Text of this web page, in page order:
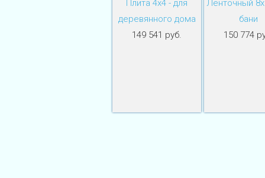
Плита 4х4 - для
деревянного дома
149 541 руб.
Ленточный
бани
150 774